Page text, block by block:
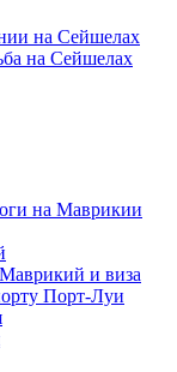
на Сейшелах
на Сейшелах
на Маврикии
и виза
Порт-Луи